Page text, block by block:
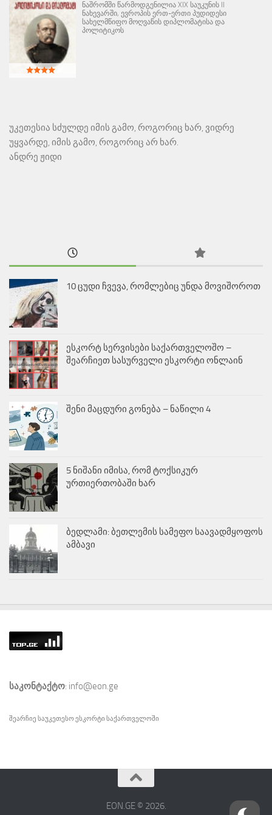
ნაშრომში წარმოდგენილია XIX საუკუნის II
ნახევარში, ევროპის ერთ-ერთი პუდიდესი
სახელმწიფო მოღვაწის დიპლომატისა და
პოლიტიკოს
უკეთესია სძულდე იმის გამო, როგორიც ხარ, ვიდრე
უყვარდე, იმის გამო, როგორიც არ ხარ.
ანდრე ჟიდი
10 ცუდი ჩვევა, რომლებიც უნდა მოვიშოროთ
ესკორტ სერვისები საქართველოშო –
შეარჩიეთ სასურველი ესკორტი ონლაინ
შენი მაცდური გონება – ნაწილი 4
5 ნიშანი იმისა, რომ ტოქსიკურ
ურთიერთობაში ხარ
ბედლამი: ბეთლემის სამეფო საავადმყოფოს
ამბავი
საკონტაქტო: info@eon.ge
შეარჩიე საუკეთესო ესკორტი საქართველოში
EON.GE © 2026.